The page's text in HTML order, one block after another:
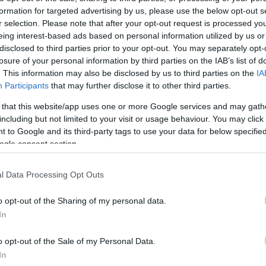
for targeted advertising by us, please use the below opt-out
selection. Please note that after your opt-out request is processed
interest-based ads based on personal information utilized by us
to third parties prior to your opt-out. You may separately
of your personal information by third parties on the IAB’s list of
This information may also be disclosed by us to third parties on the
Participants that may further disclose it to other third parties.
that this website/app uses one or more Google services and may
but not limited to your visit or usage behaviour. You may
to Google and its third-party tags to use your data for below
consent section.
Data Processing Opt Outs
opt-out of the Sharing of my personal data.
opt-out of the Sale of my Personal Data.
Jelszó Emlékezzen rám
Regisztráció
szaknévsora
KERTÉSZ ÉS KERTÉSZET REGISZTRÁCIÓ NÖVÉNYKATALÓGUS
143
7
16
6
7
3
4
3
143
7
16
6
7
3
4 3